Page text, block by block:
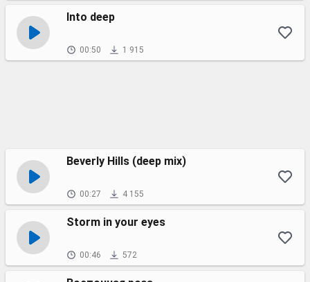
Into deep
00:50 1 915
Beverly Hills (deep mix)
00:27 4 155
Storm in your eyes
00:46 572